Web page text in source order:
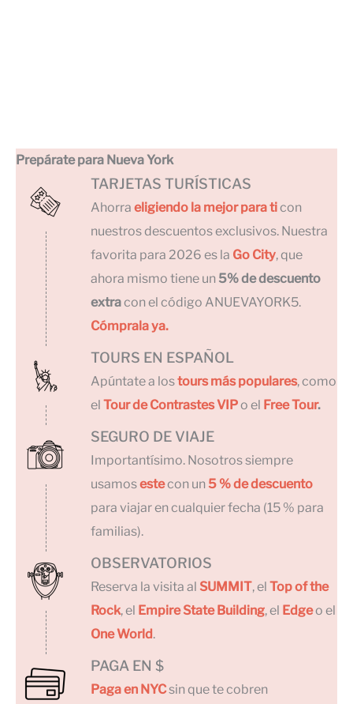
Prepárate para Nueva York
TARJETAS TURÍSTICAS
Ahorra eligiendo la mejor para ticon
nuestros descuentos exclusivos. Nuestra
favorita para 2026 es la Go City, que
ahora mismo tiene un 5% de descuento
extracon el código ANUEVAYORK5.
Cómprala ya.
TOURS EN ESPAÑOL
Apúntate a lostours más populares, como
el Tour de Contrastes VIPo el Free Tour.
SEGURO DE VIAJE
Importantísimo. Nosotros siempre
usamosestecon un 5 % de descuento
para viajar en cualquier fecha (15 % para
familias).
OBSERVATORIOS
Reserva la visita al SUMMIT, el Top of the
Rock, el Empire State Building, el Edgeo el
One World.
PAGA EN $
Paga en NYCsin que te cobren